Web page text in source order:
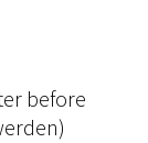
before